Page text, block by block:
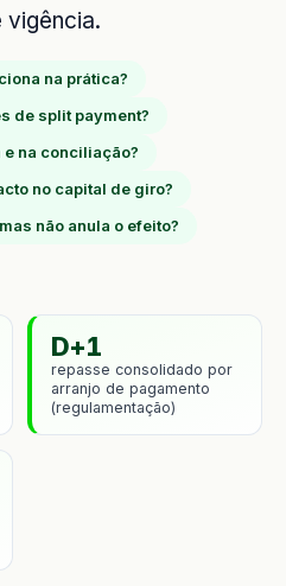
vigência.
na prática?
de split payment?
e na conciliação?
no capital de giro?
não anula o efeito?
D+1
repasse consolidado por
arranjo de pagamento
(regulamentação)